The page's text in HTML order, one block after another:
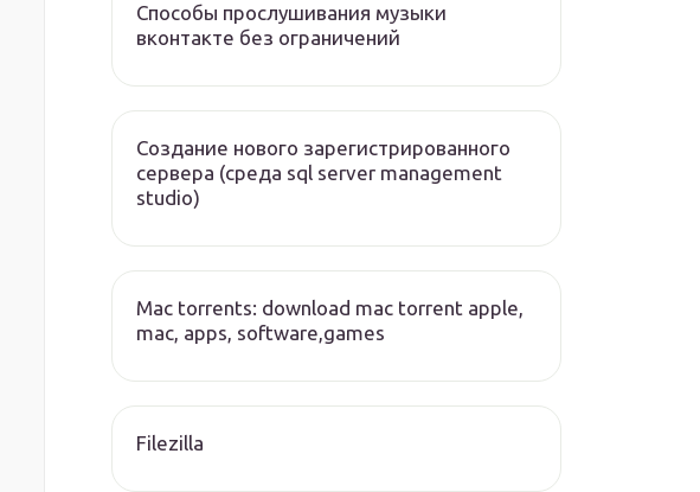
Способы прослушивания музыки
вконтакте без ограничений
Создание нового зарегистрированного
сервера (среда sql server management
studio)
Mac torrents: download mac torrent apple,
mac, apps, software,games
Filezilla